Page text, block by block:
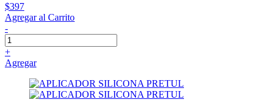
$397
Agregar al Carrito
-
+
Agregar